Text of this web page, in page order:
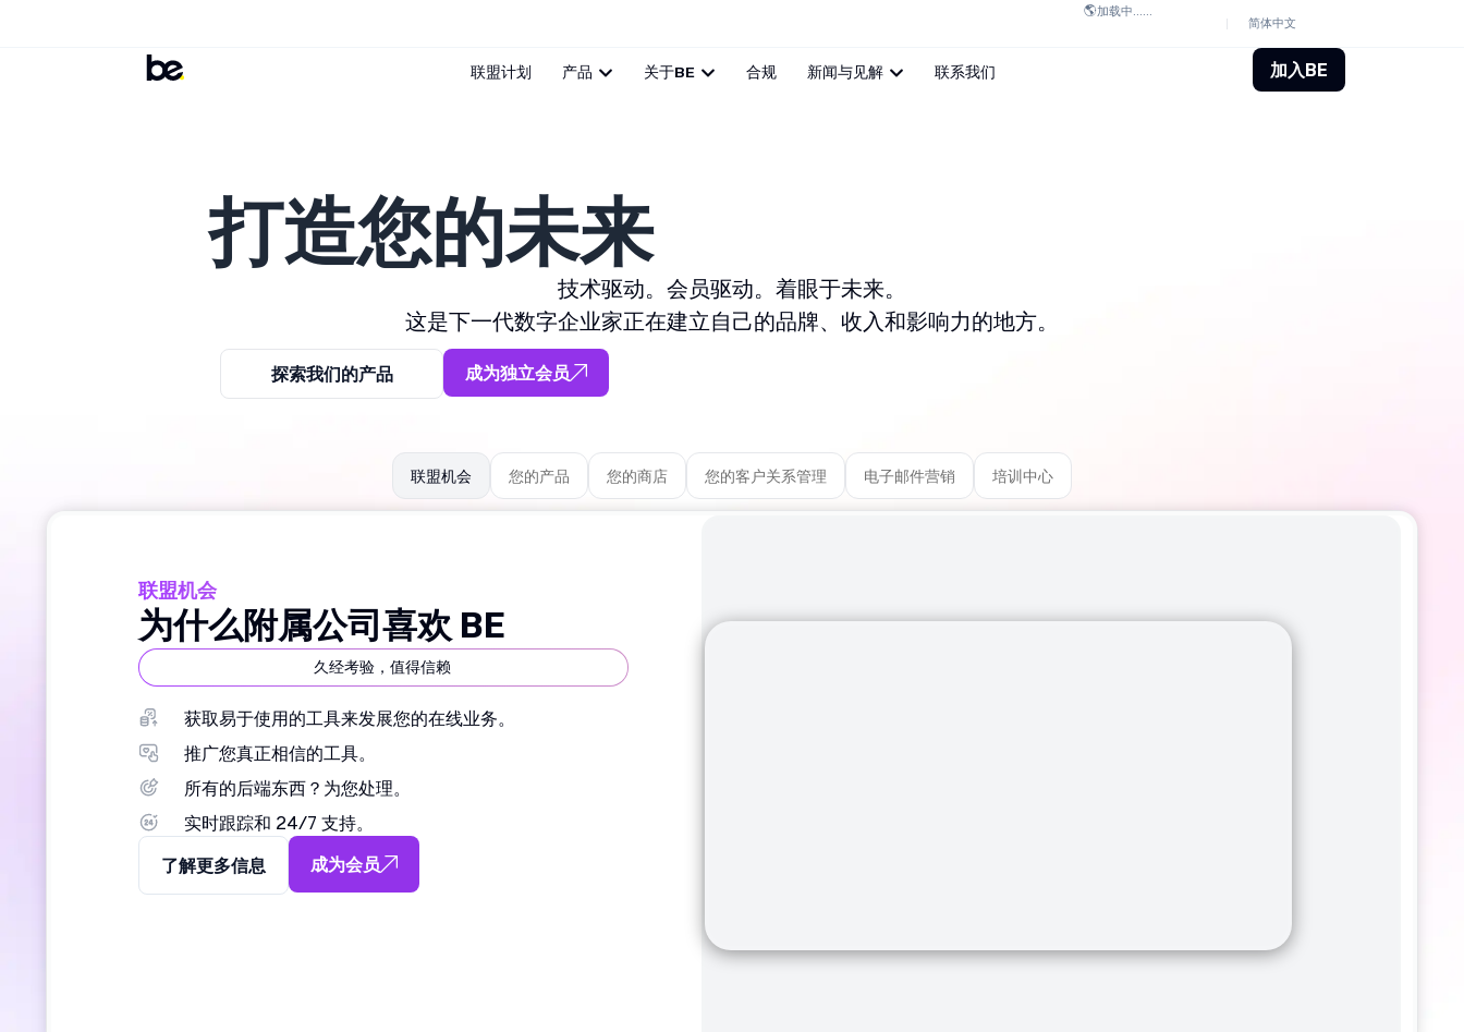
简体中文
🌎加载中......
联盟计划 产品 关于BE 合规 新闻与见解 联系我们 加入BE
打造您的未来
技术驱动。会员驱动。着眼于未来。
这是下一代数字企业家正在建立自己的品牌、收入和影响力的地方。
探索我们的产品 成为独立会员
联盟机会 您的产品 您的商店 您的客户关系管理 电子邮件营销 培训中心
联盟机会
为什么附属公司喜欢 BE
久经考验，值得信赖
获取易于使用的工具来发展您的在线业务。
推广您真正相信的工具。
所有的后端东西？为您处理。
实时跟踪和 24/7 支持。
了解更多信息 成为会员